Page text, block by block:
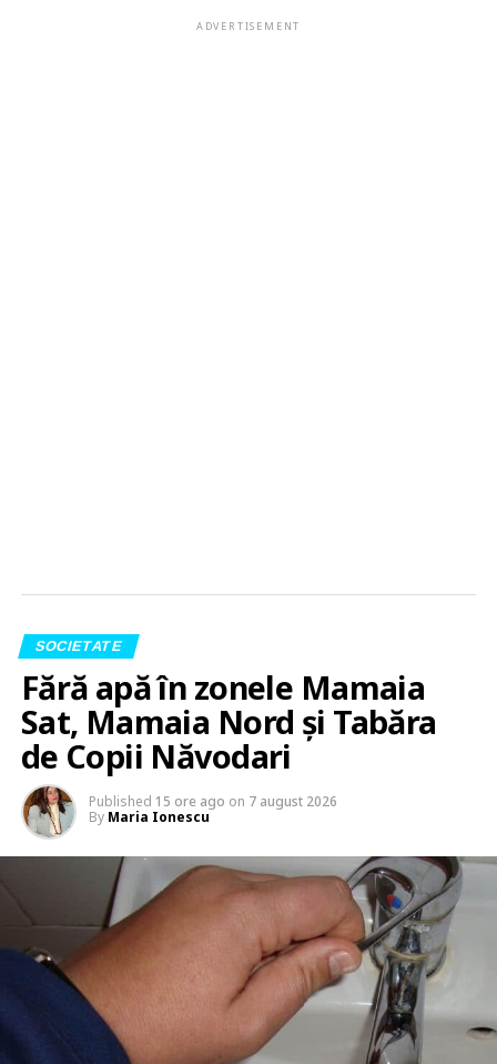
ADVERTISEMENT
SOCIETATE
Fără apă în zonele Mamaia
Sat, Mamaia Nord și Tabăra
de Copii Năvodari
Published 15 ore ago on 7 august 2026
By Maria Ionescu